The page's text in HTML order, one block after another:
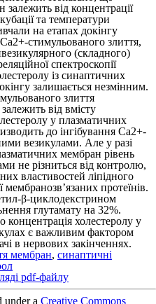
від концентрації
та температури
на етапах докінгу
2+-стимульованого злиття,
(складного)
спектроскопії
із синаптичних
залишається незмінним.
злиття
від вмісту
у плазматичних
до інгібування Са2+-
везикулами. Але у разі
мембран рівень
не різниться від контролю,
властивостей ліпідного
протеїнів.
β-циклодекстрином
глутамату на 32%.
концентрація холестеролу у
є важливим фактором
в нервових закінченнях.
мембран, синаптичні
pdf-файлу
under a Creative Commons